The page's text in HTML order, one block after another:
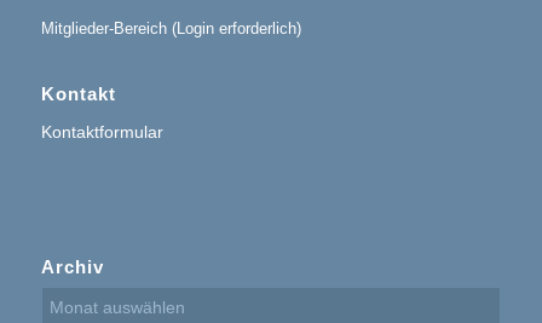
Mitglieder-Bereich (Login erforderlich)
Kontakt
Kontaktformular
Archiv